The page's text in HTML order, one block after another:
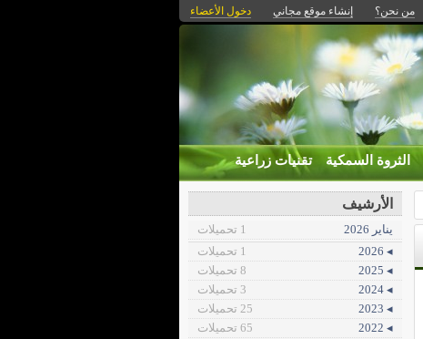
من نحن؟ إنشاء موقع مجاني دخول الأعضاء
الثروة السمكية تقنيات زراعية
الأرشيف
يناير 2026
1 تحميلات
◂ 2026
1 تحميلات
◂ 2025
8 تحميلات
◂ 2024
3 تحميلات
◂ 2023
25 تحميلات
◂ 2022
65 تحميلات